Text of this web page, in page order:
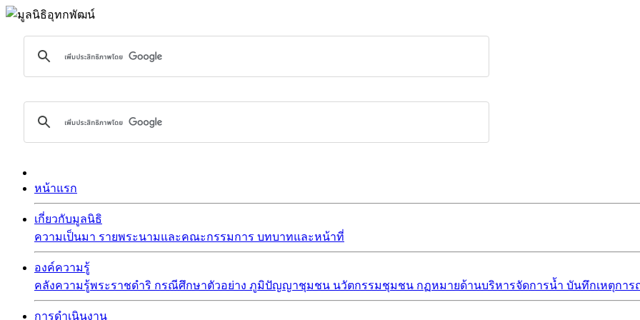
หน้าแรก
เกี่ยวกับมูลนิธิ
ความเป็นมา รายพระนามและคณะกรรมการ บทบาทและหน้าที่
องค์ความรู้
คลังความรู้พระราชดำริ กรณีศึกษาตัวอย่าง ภูมิปัญญาชุมชน นวัตกรรมชุมชน กฏหมายด้านบริหารจัดการน้ำ บันทึกเหตุกา
การดำเนินงาน